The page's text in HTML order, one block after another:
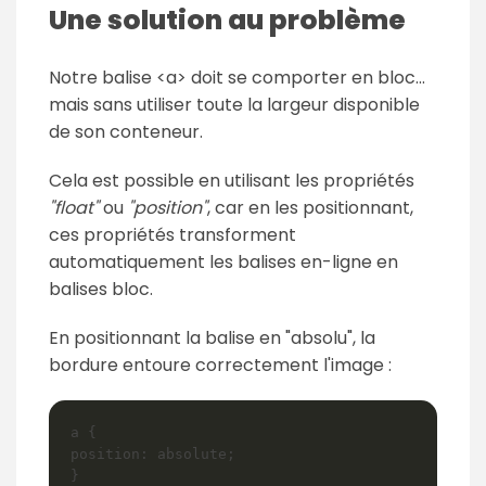
Une solution au problème
Notre balise <a> doit se comporter en bloc...
mais sans utiliser toute la largeur disponible
de son conteneur.
Cela est possible en utilisant les propriétés
"float"ou "position", car en les positionnant,
ces propriétés transforment
automatiquement les balises en-ligne en
balises bloc.
En positionnant la balise en "absolu", la
bordure entoure correctement l'image :
a {
position: absolute;